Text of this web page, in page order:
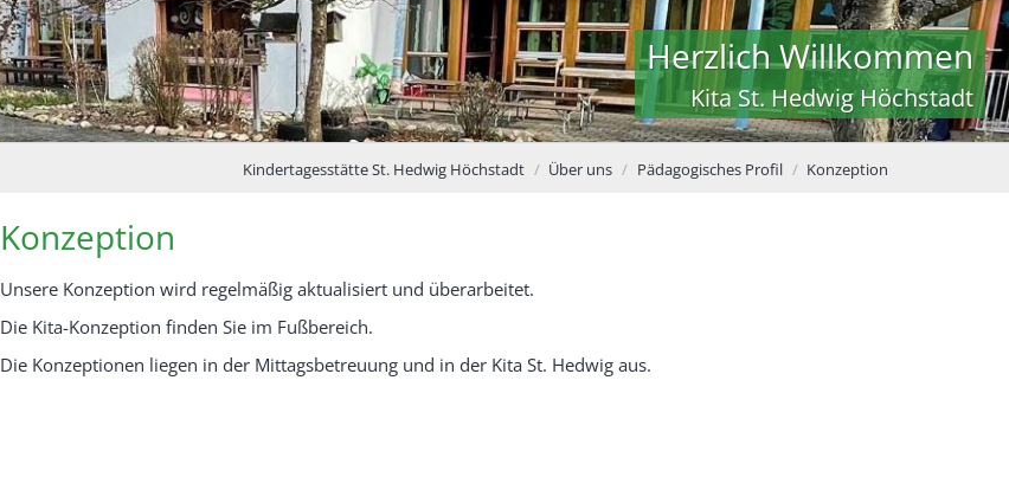
Herzlich Willkommen
Kita St. Hedwig Höchstadt
Kindertagesstätte St. Hedwig Höchstadt Über uns Pädagogisches Profil Konzeption
Konzeption
Unsere Konzeption wird regelmäßig aktualisiert und überarbeitet.
Die Kita-Konzeption finden Sie im Fußbereich.
Die Konzeptionen liegen in der Mittagsbetreuung und in der Kita St. Hedwig aus.